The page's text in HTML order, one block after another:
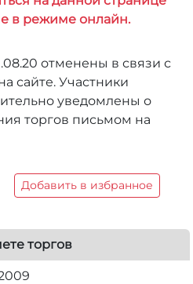
в режиме онлайн.
отменены в связи с
сайте. Участники
уведомлены о
торгов письмом на
Добавить в избранное
торгов